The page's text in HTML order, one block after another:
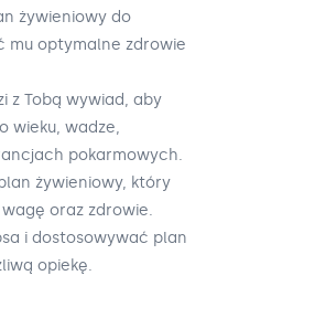
żywieniowy do
mu optymalne zdrowie
z Tobą wywiad, aby
wieku, wadze,
pokarmowych.
żywieniowy, który
oraz zdrowie.
i dostosowywać plan
opiekę.